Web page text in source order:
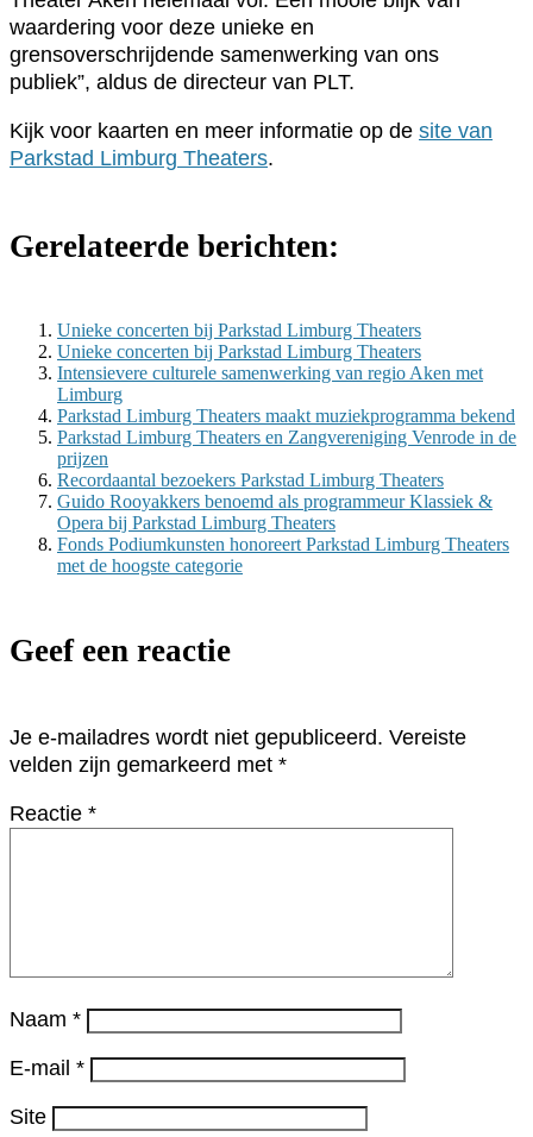
waardering voor deze unieke en
grensoverschrijdende samenwerking van ons
publiek”, aldus de directeur van PLT.
Kijk voor kaarten en meer informatie op de site van
Parkstad Limburg Theaters.
Gerelateerde berichten:
Unieke concerten bij Parkstad Limburg Theaters
Unieke concerten bij Parkstad Limburg Theaters
Intensievere culturele samenwerking van regio Aken met
Limburg
Parkstad Limburg Theaters maakt muziekprogramma bekend
Parkstad Limburg Theaters en Zangvereniging Venrode in de
prijzen
Recordaantal bezoekers Parkstad Limburg Theaters
Guido Rooyakkers benoemd als programmeur Klassiek &
Opera bij Parkstad Limburg Theaters
Fonds Podiumkunsten honoreert Parkstad Limburg Theaters
met de hoogste categorie
Geef een reactie
Je e-mailadres wordt niet gepubliceerd. Vereiste
velden zijn gemarkeerd met *
Reactie *
Naam *
E-mail *
Site